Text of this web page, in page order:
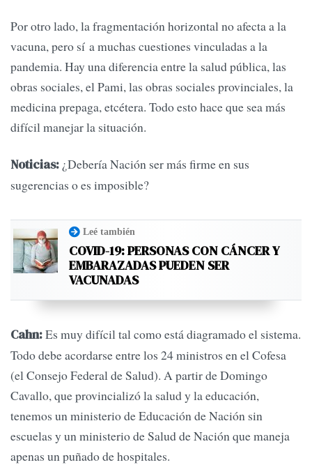
Por otro lado, la fragmentación horizontal no afecta a la
vacuna, pero sí a muchas cuestiones vinculadas a la
pandemia. Hay una diferencia entre la salud pública, las
obras sociales, el Pami, las obras sociales provinciales, la
medicina prepaga, etcétera. Todo esto hace que sea más
difícil manejar la situación.
Noticias: ¿Debería Nación ser más firme en sus
sugerencias o es imposible?
Leé también
COVID-19: PERSONAS CON CÁNCER Y
EMBARAZADAS PUEDEN SER
VACUNADAS
Cahn:Es muy difícil tal como está diagramado el sistema.
Todo debe acordarse entre los 24 ministros en el Cofesa
(el Consejo Federal de Salud). A partir de Domingo
Cavallo, que provincializó la salud y la educación,
tenemos un ministerio de Educación de Nación sin
escuelas y un ministerio de Salud de Nación que maneja
apenas un puñado de hospitales.